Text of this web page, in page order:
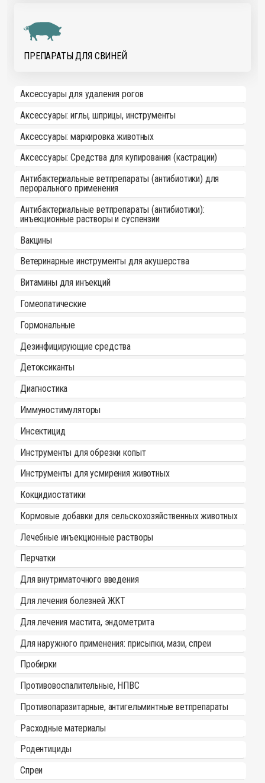
ПРЕПАРАТЫ ДЛЯ СВИНЕЙ
Аксессуары для удаления рогов
Аксессуары: иглы, шприцы, инструменты
Аксессуары: маркировка животных
Аксессуары: Средства для купирования (кастрации)
Антибактериальные ветпрепараты (антибиотики) для
перорального применения
Антибактериальные ветпрепараты (антибиотики):
инъекционные растворы и суспензии
Вакцины
Ветеринарные инструменты для акушерства
Витамины для инъекций
Гомеопатические
Гормональные
Дезинфицирующие средства
Детоксиканты
Диагностика
Иммуностимуляторы
Инсектицид
Инструменты для обрезки копыт
Инструменты для усмирения животных
Кокцидиостатики
Кормовые добавки для сельскохозяйственных животных
Лечебные инъекционные растворы
Перчатки
Для внутриматочного введения
Для лечения болезней ЖКТ
Для лечения мастита, эндометрита
Для наружного применения: присыпки, мази, спреи
Пробирки
Противовоспалительные, НПВС
Противопаразитарные, антигельминтные ветпрепараты
Расходные материалы
Родентициды
Спреи